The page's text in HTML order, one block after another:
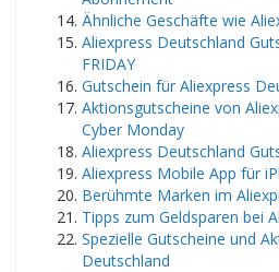
Ähnliche Geschäfte wie
Aliexpress Deutschland
FRIDAY
Gutschein für Aliexpress
Aktionsgutscheine von
Cyber ​​Monday
Aliexpress Deutschland
Aliexpress Mobile App für
Berühmte Marken im
Tipps zum Geldsparen bei
Spezielle Gutscheine und
Deutschland